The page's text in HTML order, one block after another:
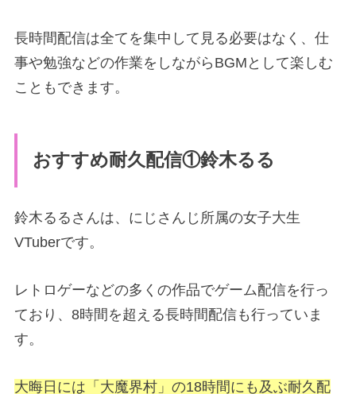
長時間配信は全てを集中して見る必要はなく、仕
事や勉強などの作業をしながらBGMとして楽しむ
こともできます。
おすすめ耐久配信①鈴木るる
鈴木るるさんは、にじさんじ所属の女子大生
VTuberです。
レトロゲーなどの多くの作品でゲーム配信を行っ
ており、8時間を超える長時間配信も行っていま
す。
大晦日には「大魔界村」の18時間にも及ぶ耐久配